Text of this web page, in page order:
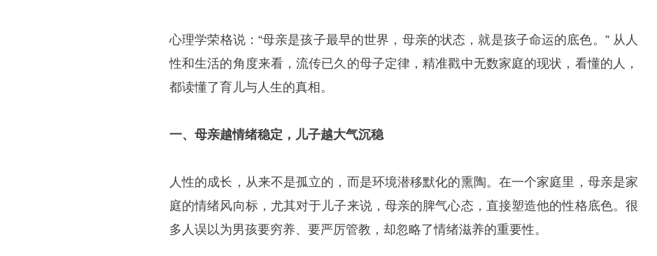
心理学荣格说：“母亲是孩子最早的世界，母亲的状态，就是孩子命运的底色。” 从人
性和生活的角度来看，流传已久的母子定律，精准戳中无数家庭的现状，看懂的人，
都读懂了育儿与人生的真相。
一、母亲越情绪稳定，儿子越大气沉稳
人性的成长，从来不是孤立的，而是环境潜移默化的熏陶。在一个家庭里，母亲是家
庭的情绪风向标，尤其对于儿子来说，母亲的脾气心态，直接塑造他的性格底色。很
多人误以为男孩要穷养、要严厉管教，却忽略了情绪滋养的重要性。